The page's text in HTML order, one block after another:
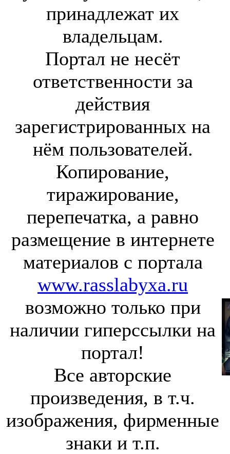
принадлежат их
владельцам.
Портал не несёт
ответственности за
действия
зарегистрированных на
нём пользователей.
Копирование,
тиражирование,
перепечатка, а равно
размещение в интернете
материалов с портала
www.rasslabyxa.ru
возможно только при
наличии гиперссылки на
портал!
Все авторские
произведения, в т.ч.
изображения, фирменные
знаки и т.п.